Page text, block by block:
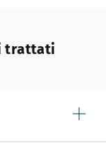
trattati